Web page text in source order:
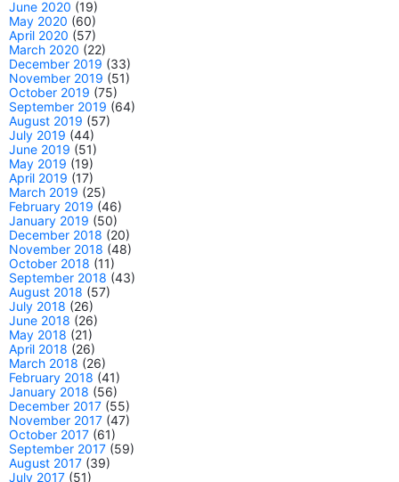
June 2020 (19)
May 2020 (60)
April 2020 (57)
March 2020 (22)
December 2019 (33)
November 2019 (51)
October 2019 (75)
September 2019 (64)
August 2019 (57)
July 2019 (44)
June 2019 (51)
May 2019 (19)
April 2019 (17)
March 2019 (25)
February 2019 (46)
January 2019 (50)
December 2018 (20)
November 2018 (48)
October 2018 (11)
September 2018 (43)
August 2018 (57)
July 2018 (26)
June 2018 (26)
May 2018 (21)
April 2018 (26)
March 2018 (26)
February 2018 (41)
January 2018 (56)
December 2017 (55)
November 2017 (47)
October 2017 (61)
September 2017 (59)
August 2017 (39)
July 2017 (51)